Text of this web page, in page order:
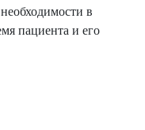
в
пациента и его